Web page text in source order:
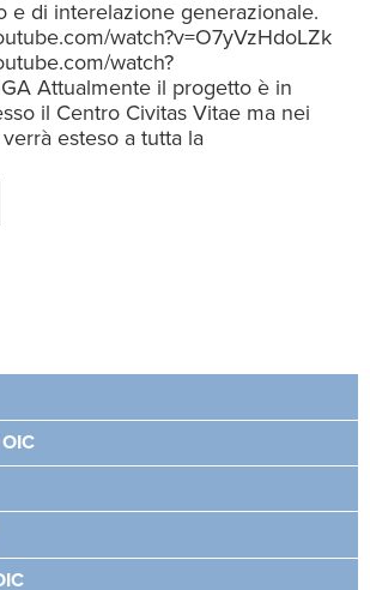
e di interelazione generazionale.
watch?v=O7yVzHdoLZk
watch?
Attualmente il progetto è in
il Centro Civitas Vitae ma nei
esteso a tutta la